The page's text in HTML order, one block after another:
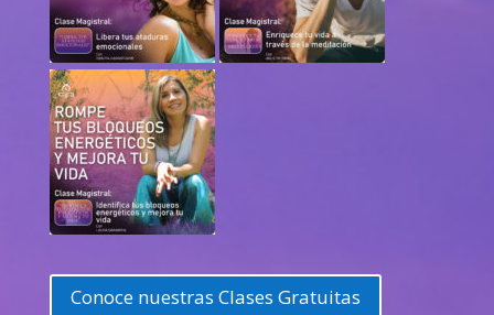
Conoce nuestras Clases Gratuitas